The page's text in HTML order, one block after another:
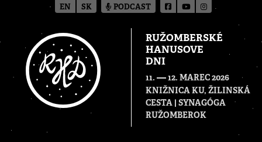
RUŽOMBERSKÉ
HANUSOVE
DNI
11. — 12. MAREC 2026
KNIŽNICA KU, ŽILINSKÁ
CESTA | SYNAGÓGA
RUŽOMBEROK
EN SK PODCAST